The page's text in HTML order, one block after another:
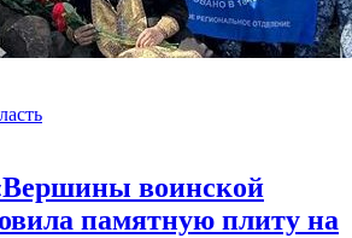
воинской
памятную плиту на